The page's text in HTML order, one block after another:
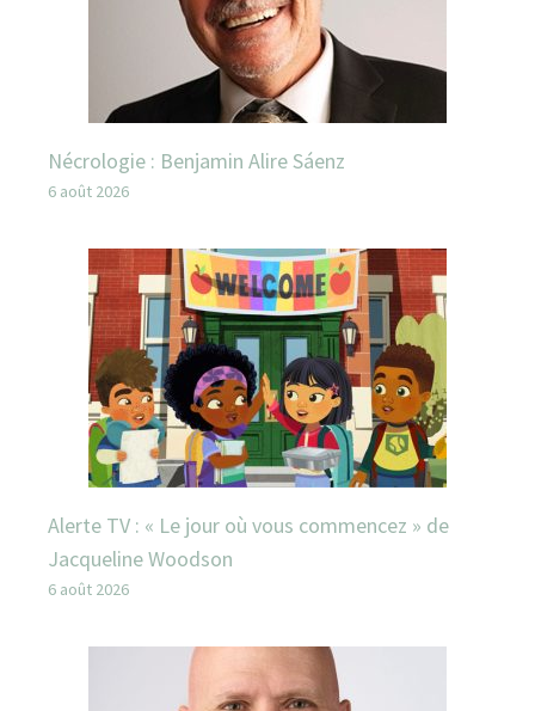
Nécrologie : Benjamin Alire Sáenz
6 août 2026
Alerte TV : « Le jour où vous commencez » de
Jacqueline Woodson
6 août 2026